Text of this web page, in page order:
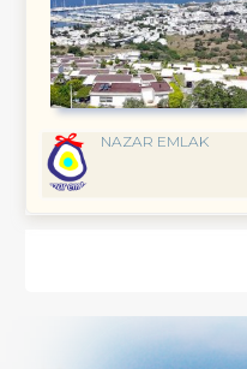
NAZAR EMLAK